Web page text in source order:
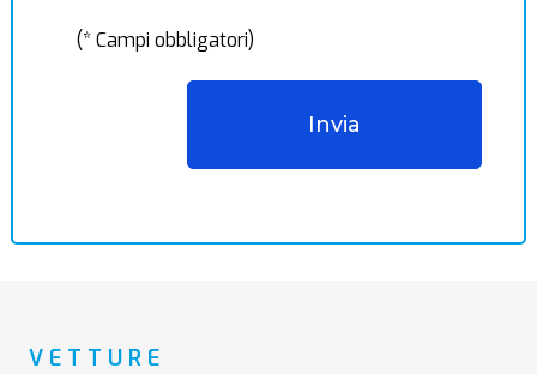
(* Campi obbligatori)
VETTURE